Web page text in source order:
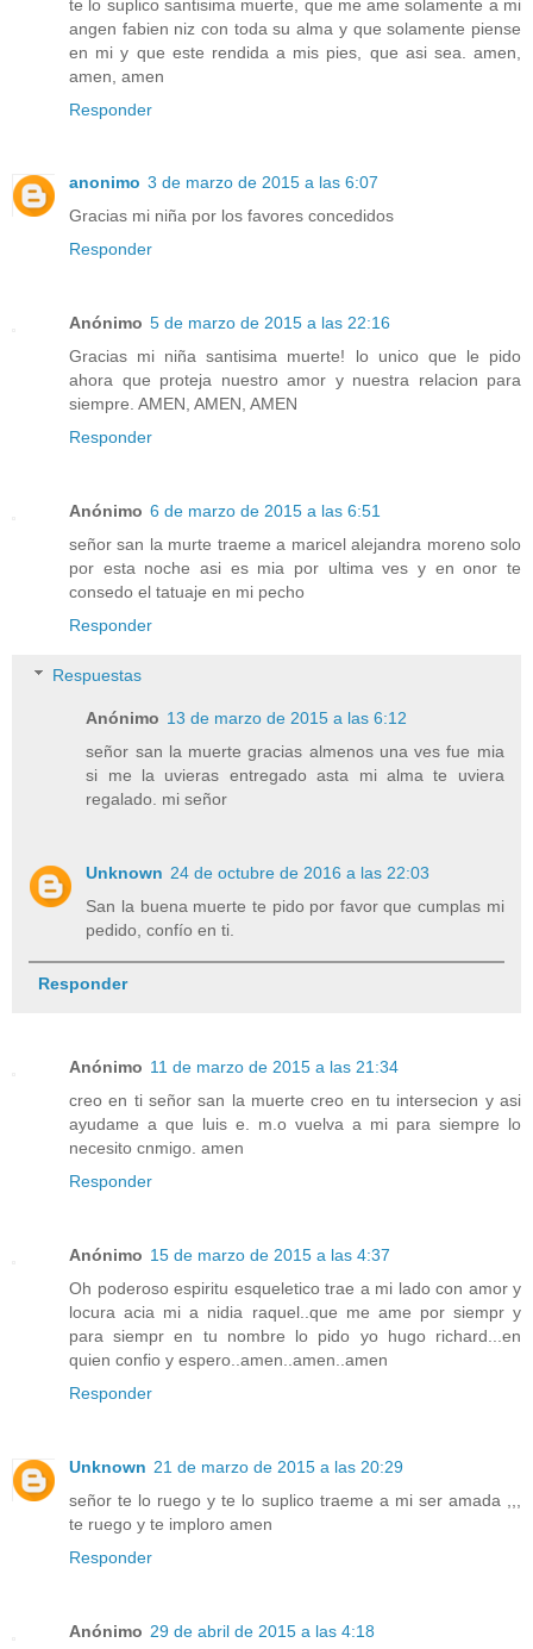
te lo suplico santisima muerte, que me ame solamente a mi
angen fabien niz con toda su alma y que solamente piense
en mi y que este rendida a mis pies, que asi sea. amen,
amen, amen
Responder
anonimo 3 de marzo de 2015 a las 6:07
Gracias mi niña por los favores concedidos
Responder
Anónimo 5 de marzo de 2015 a las 22:16
Gracias mi niña santisima muerte! lo unico que le pido
ahora que proteja nuestro amor y nuestra relacion para
siempre. AMEN, AMEN, AMEN
Responder
Anónimo 6 de marzo de 2015 a las 6:51
señor san la murte traeme a maricel alejandra moreno solo
por esta noche asi es mia por ultima ves y en onor te
consedo el tatuaje en mi pecho
Responder
Respuestas
Anónimo 13 de marzo de 2015 a las 6:12
señor san la muerte gracias almenos una ves fue mia
si me la uvieras entregado asta mi alma te uviera
regalado. mi señor
Unknown 24 de octubre de 2016 a las 22:03
San la buena muerte te pido por favor que cumplas mi
pedido, confío en ti.
Responder
Anónimo 11 de marzo de 2015 a las 21:34
creo en ti señor san la muerte creo en tu intersecion y asi
ayudame a que luis e. m.o vuelva a mi para siempre lo
necesito cnmigo. amen
Responder
Anónimo 15 de marzo de 2015 a las 4:37
Oh poderoso espiritu esqueletico trae a mi lado con amor y
locura acia mi a nidia raquel..que me ame por siempr y
para siempr en tu nombre lo pido yo hugo richard...en
quien confio y espero..amen..amen..amen
Responder
Unknown 21 de marzo de 2015 a las 20:29
señor te lo ruego y te lo suplico traeme a mi ser amada ,,,
te ruego y te imploro amen
Responder
Anónimo 29 de abril de 2015 a las 4:18